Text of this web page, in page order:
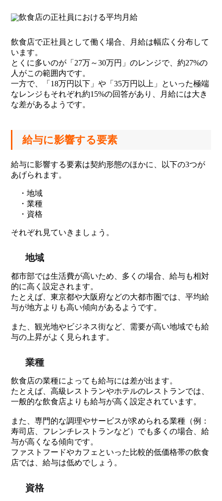
飲食店で正社員として働く場合、月給は幅広く分布して
います。
とくに多いのが「27万～30万円」のレンジで、約27%の
人がこの範囲内です。
一方で、「18万円以下」や「35万円以上」といった極端
なレンジもそれぞれ約15%の回答があり、月給には大き
な差があるようです。
給与に影響する要素
給与に影響する要素は契約形態のほかに、以下の3つが
あげられます。
・地域
・業種
・資格
それぞれ見ていきましょう。
地域
都市部では生活費が高いため、多くの場合、給与も相対
的に高く設定されます。
たとえば、東京都や大阪府などの大都市圏では、平均給
与が地方よりも高い傾向があるようです。
また、観光地やビジネス街など、需要が高い地域でも給
与の上昇がよく見られます。
業種
飲食店の業種によっても給与には差が出ます。
たとえば、高級レストランやホテルのレストランでは、
一般的な飲食店よりも給与が高く設定されています。
また、専門的な調理やサービスが求められる業種（例：
寿司店、フレンチレストランなど）でも多くの場合、給
与が高くなる傾向です。
ファストフードやカフェといった比較的低価格帯の飲食
店では、給与は低めでしょう。
資格